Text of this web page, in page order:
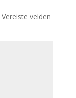
Vereiste velden